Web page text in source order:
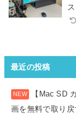
最近の投稿
【Mac SD
画を無料で取り戻